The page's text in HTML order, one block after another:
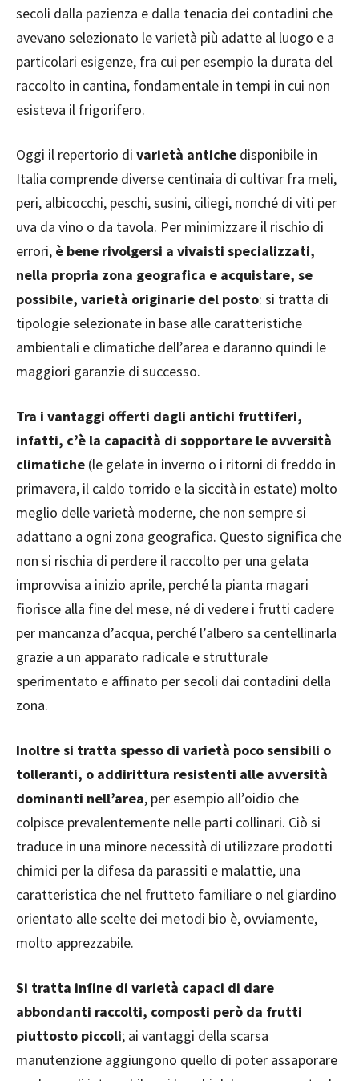
secoli dalla pazienza e dalla tenacia dei contadini che
avevano selezionato le varietà più adatte al luogo e a
particolari esigenze, fra cui per esempio la durata del
raccolto in cantina, fondamentale in tempi in cui non
esisteva il frigorifero.
Oggi il repertorio di varietà antiche disponibile in
Italia comprende diverse centinaia di cultivar fra meli,
peri, albicocchi, peschi, susini, ciliegi, nonché di viti per
uva da vino o da tavola. Per minimizzare il rischio di
errori, è bene rivolgersi a vivaisti specializzati,
nella propria zona geografica e acquistare, se
possibile, varietà originarie del posto: si tratta di
tipologie selezionate in base alle caratteristiche
ambientali e climatiche dell’area e daranno quindi le
maggiori garanzie di successo.
Tra i vantaggi offerti dagli antichi fruttiferi,
infatti, c’è la capacità di sopportare le avversità
climatiche (le gelate in inverno o i ritorni di freddo in
primavera, il caldo torrido e la siccità in estate) molto
meglio delle varietà moderne, che non sempre si
adattano a ogni zona geografica. Questo significa che
non si rischia di perdere il raccolto per una gelata
improvvisa a inizio aprile, perché la pianta magari
fiorisce alla fine del mese, né di vedere i frutti cadere
per mancanza d’acqua, perché l’albero sa centellinarla
grazie a un apparato radicale e strutturale
sperimentato e affinato per secoli dai contadini della
zona.
Inoltre si tratta spesso di varietà poco sensibili o
tolleranti, o addirittura resistenti alle avversità
dominanti nell’area, per esempio all’oidio che
colpisce prevalentemente nelle parti collinari. Ciò si
traduce in una minore necessità di utilizzare prodotti
chimici per la difesa da parassiti e malattie, una
caratteristica che nel frutteto familiare o nel giardino
orientato alle scelte dei metodi bio è, ovviamente,
molto apprezzabile.
Si tratta infine di varietà capaci di dare
abbondanti raccolti, composti però da frutti
piuttosto piccoli; ai vantaggi della scarsa
manutenzione aggiungono quello di poter assaporare